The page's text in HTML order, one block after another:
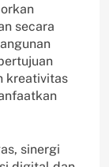
secara
kreativitas
sinergi